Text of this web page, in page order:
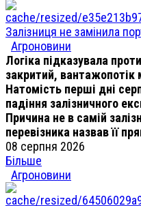
Залізниця не замінила
Агроновини
Логіка підказувала
закритий, вантажопотік
Натомість перші дні
падіння залізничного
Причина не в самій
перевізника назвав її
08 серпня 2026
Більше
Агроновини